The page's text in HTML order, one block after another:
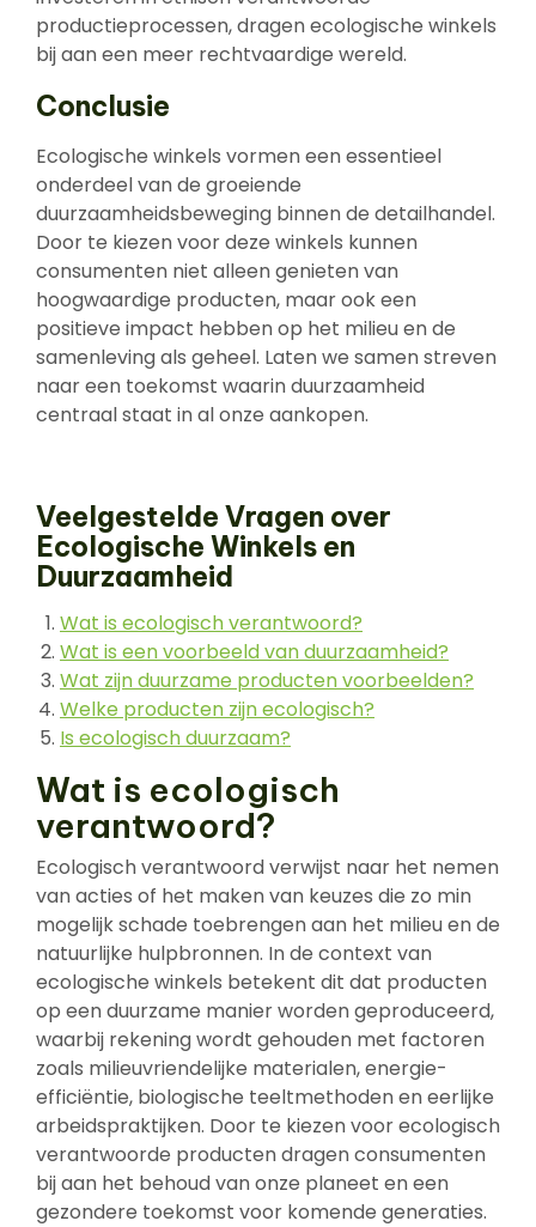
productieprocessen, dragen ecologische winkels
bij aan een meer rechtvaardige wereld.
Conclusie
Ecologische winkels vormen een essentieel
onderdeel van de groeiende
duurzaamheidsbeweging binnen de detailhandel.
Door te kiezen voor deze winkels kunnen
consumenten niet alleen genieten van
hoogwaardige producten, maar ook een
positieve impact hebben op het milieu en de
samenleving als geheel. Laten we samen streven
naar een toekomst waarin duurzaamheid
centraal staat in al onze aankopen.
Veelgestelde Vragen over
Ecologische Winkels en
Duurzaamheid
Wat is ecologisch verantwoord?
Wat is een voorbeeld van duurzaamheid?
Wat zijn duurzame producten voorbeelden?
Welke producten zijn ecologisch?
Is ecologisch duurzaam?
Wat is ecologisch
verantwoord?
Ecologisch verantwoord verwijst naar het nemen
van acties of het maken van keuzes die zo min
mogelijk schade toebrengen aan het milieu en de
natuurlijke hulpbronnen. In de context van
ecologische winkels betekent dit dat producten
op een duurzame manier worden geproduceerd,
waarbij rekening wordt gehouden met factoren
zoals milieuvriendelijke materialen, energie-
efficiëntie, biologische teeltmethoden en eerlijke
arbeidspraktijken. Door te kiezen voor ecologisch
verantwoorde producten dragen consumenten
bij aan het behoud van onze planeet en een
gezondere toekomst voor komende generaties.